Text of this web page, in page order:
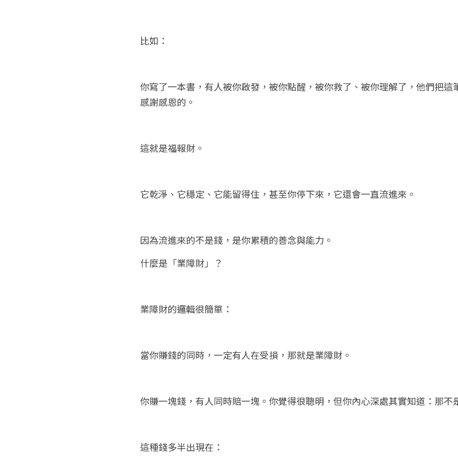
比如：
你寫了一本書，有人被你啟發，被你點醒，被你救了、被你理解了，他們把這
感謝感恩的。
這就是福報財。
它乾淨、它穩定、它能留得住，甚至你停下來，它還會一直流進來。
因為流進來的不是錢，是你累積的善念與能力。
什麼是「業障財」？
業障財的邏輯很簡單：
當你賺錢的同時，一定有人在受損，那就是業障財。
你賺一塊錢，有人同時賠一塊。你覺得很聰明，但你內心深處其實知道：那不
這種錢多半出現在：